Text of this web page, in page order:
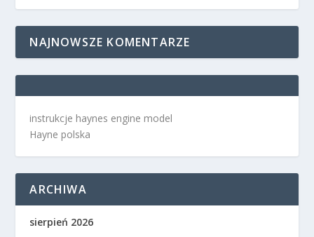
NAJNOWSZE KOMENTARZE
instrukcje haynes engine model
Hayne polska
ARCHIWA
sierpień 2026